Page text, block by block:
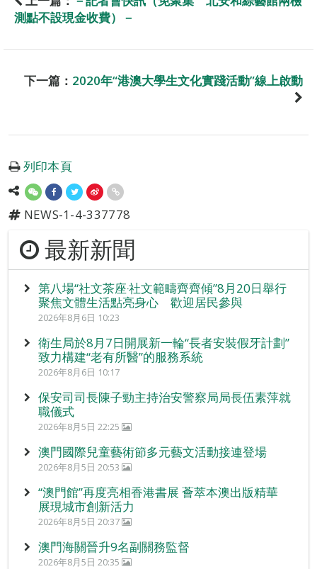
測點不設現金收費）－
下一篇： 2020年“港澳大學生文化實踐活動”線上啟動
列印本頁
NEWS-1-4-337778
最新新聞
第八場“社文茶座‧社文範疇齊齊傾”8月20日舉行
聚焦文體生活點亮身心 歡迎居民參與
2026年8月6日 10:23
衛生局於8月7日開展新一輪“長者安裝假牙計劃”
致力構建“老有所醫”的服務系統
2026年8月6日 10:17
保安司司長陳子勁主持治安警察局局長伍素萍就
職儀式
2026年8月5日 22:25
澳門國際兒童藝術節多元藝文活動接連登場
2026年8月5日 20:53
“澳門館”再度亮相香港書展 薈萃本澳出版精華
展現城市創新活力
2026年8月5日 20:37
澳門海關晉升9名副關務監督
2026年8月5日 20:35